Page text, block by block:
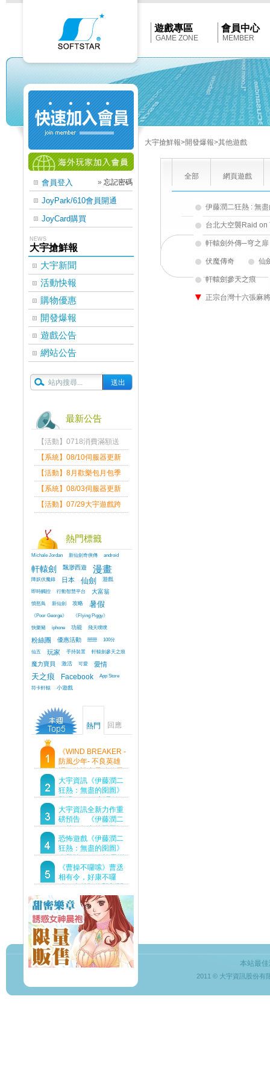
Softstar
遊戲專區
GAME ZONE
會員中心
MEMBER
會員登入 » 忘記密碼
JoyPark/610會員開通
JoyCard購買
NEWS
大宇搶鮮報
大宇新聞
活動快報
購物優惠
開發爆報
遊戲公告
網站公告
最新公告
【活動】0718消費滿額送
獎勵派發通知
【系統】08/10伺服器更新
維護公告
【活動】8月歡樂包月包季
送
【系統】08/03伺服器更新
維護公告
【活動】07/29大宇遊戲跨
熱門標籤
Michale Jordan 新仙劍奇俠傳 android
軒轅劍 飄渺西遊 漫畫
降妖伏魔錄 日本 仙劍
遊戲
即時觸控
行動智慧平台 大富翁
憤怒鳥 新仙劍 攻略 暑假
《Poor George》
《Flying Piggy》
快樂豬
iphone 功能 飛天噗噗
粉絲團 優惠活動 戀戀
100分
仙五
玩家 手持裝置 軒轅劍參天之痕
魔力寶貝 激活 可愛 愛情
天之痕 Facebook
App Store
符卡軒轅
小遊戲
熱門 回應
《WIND BREAKER -
防風少年- 不良英雄
譚》傳說中最強的男
人現身！即將顛覆風
鈴高中！
大宇資訊《伊藤潤二
狂熱：無盡的囹圄》
登場 Steam 新品節
首支預告片及遊戲
Demo重磅釋出
大宇資訊全新力作重
磅預告 《伊藤潤二
狂熱：無盡的囹圄》
驚悚亮相 ！伊藤潤二
恐怖世界首度進軍
Steam
恐怖遊戲《伊藤潤二
狂熱：無盡的囹圄》
今登陸Steam 詭異洋
樓開啟 同步釋出最新
預告片
《曹操不囉嗦》曹丞
相有令，好康不囉
嗦！事前預約即刻開
大宇搶鮮報>開發爆報>其他遊戲
全部 網頁遊戲
伊藤潤二狂熱 : 無
台北大空襲Raid on
軒轅劍外傳─穹之扉
伏魔傳奇 仙
軒轅劍參天之痕
正宗台灣十六張麻將
本站最
2011 © 大宇資訊股份有